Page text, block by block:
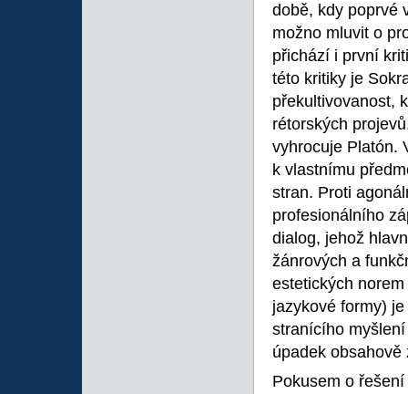
době, kdy poprvé
možno mluvit o
přichází i první
této kritiky je
překultivovanost,
rétorských
vyhrocuje Platón.
k vlastnímu
stran. Proti
profesionálního
dialog, jehož
žánrových a
estetických
jazykové formy)
stranícího
úpadek obsahově
Pokusem o